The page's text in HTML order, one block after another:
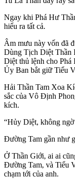
Ngay khi Phá Hư
hiểu ra tất cả.
Âm mưu này vốn đã
Dùng Tịch Diệt Thần
Diệt thủ lệnh cho Phá
Ủy Ban bắt giữ Tiểu
Hải Thần Tam Xoa
sắc của Vô Định
kích.
“Hủy Diệt, không
Đường Tam gần như
Ở Thần Giới, ai ai
Đường Tam, và Tiểu
chạm tới của anh.